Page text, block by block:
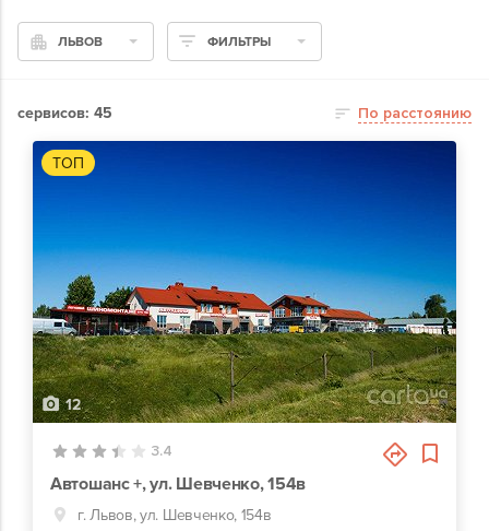
ЛЬВОВ ФИЛЬТРЫ
сервисов: 45 По расстоянию
ТОП
12
3.4
Автошанс +, ул. Шевченко, 154в
г. Львов, ул. Шевченко, 154в